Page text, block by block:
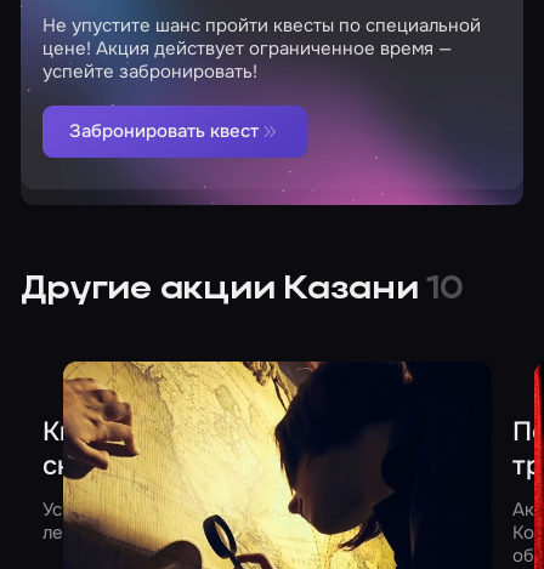
Не упустите шанс пройти квесты по специальной
цене! Акция действует ограниченное время —
успейте забронировать!
Забронировать квест
Другие акции Казани10
- 500
Квест «Очень странные дела»
снижает цены
Успейте сыграть со скидкой 500 рублей до конца
лета